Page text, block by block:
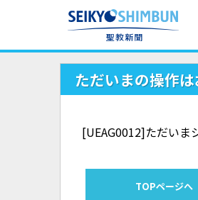
ただいまの操作は
[UEAG0012]ただいま
TOPページへ